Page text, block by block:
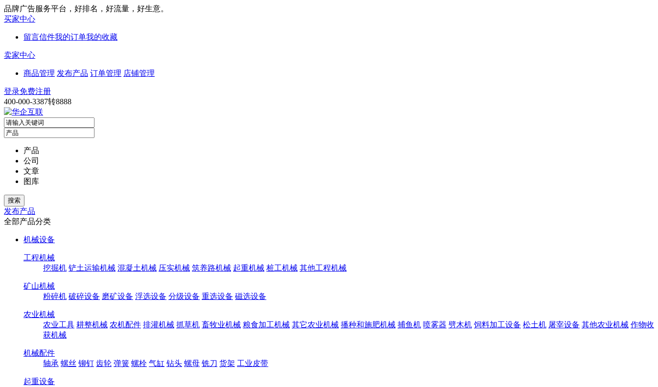
品牌广告服务平台，好排名，好流量，好生意。
买家中心
留言信件我的订单我的收藏
卖家中心
商品管理 发布产品 订单管理 店铺管理
登录免费注册
400-000-3387转8888
产品
公司
文章
图库
发布产品
全部产品分类
机械设备
工程机械
挖掘机 铲土运输机械 混凝土机械 压实机械 筑养路机械 起重机械 桩工机械 其他工程机械
矿山机械
粉碎机 破碎设备 磨矿设备 浮选设备 分级设备 重选设备 磁选设备
农业机械
农业工具 耕整机械 农机配件 排灌机械 抓草机 畜牧业机械 粮食加工机械 其它农业机械 播种和施肥机械 捕鱼机 喷雾器 劈木机 饲料加工设备 松土机 屠宰设备 其他农业机械 作物收
获机械
机械配件
轴承 螺丝 铆钉 齿轮 弹簧 螺栓 气缸 钻头 螺母 铣刀 货架 工业皮带
起重设备